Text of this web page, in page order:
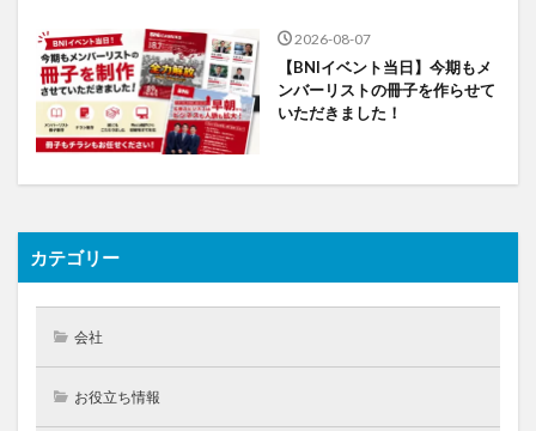
2026-08-07
【BNIイベント当日】今期もメ
ンバーリストの冊子を作らせて
いただきました！
カテゴリー
会社
お役立ち情報